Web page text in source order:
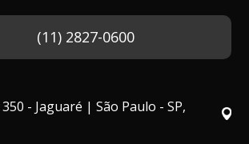
(11) 2827-0600
- Jaguaré | São Paulo - SP,